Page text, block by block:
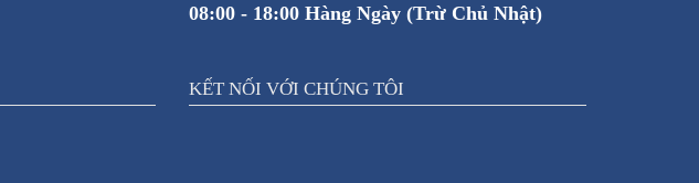
08:00 - 18:00 Hàng Ngày (Trừ Chủ Nhật)
KẾT NỐI VỚI CHÚNG TÔI